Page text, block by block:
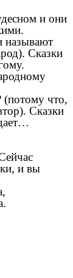
и они
называют
Сказки
(потому что,
Сказки
и вы